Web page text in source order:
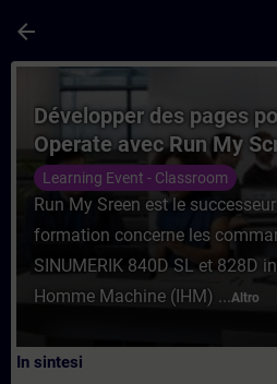
arrow_back
Corso - Développer
Développer des pages
Operate avec Run My
Learning Event - Classroom
Run My Sreen est le
formation concerne les
SINUMERIK 840D SL et 828D
Homme Machine (IHM) ...Altro
In sintesi